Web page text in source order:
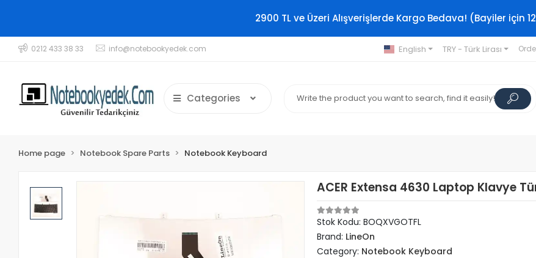
2900 TL ve Üzeri Alışverişlerde Kargo Bedava! (Bayiler için
0212 433 38 33 info@notebookyedek.com English TRY - Türk Lirası
Categories
Home page Notebook Spare Parts Notebook Keyboard
ACER Extensa 4630 Laptop Klavye
Stok Kodu: BOQXVGOTFL
Brand: LineOn
Category: Notebook Keyboard